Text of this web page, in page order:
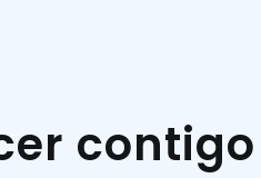
contigo